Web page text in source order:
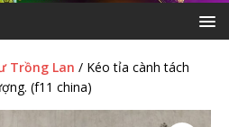
Trồng Lan / Kéo tỉa cành tách
(f11 china)